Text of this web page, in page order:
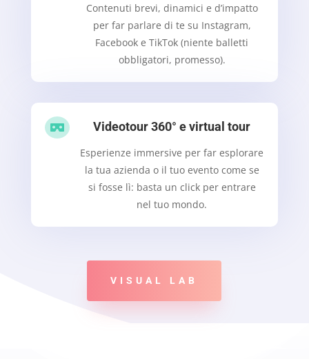
Contenuti brevi, dinamici e d’impatto
per far parlare di te su Instagram,
Facebook e TikTok (niente balletti
obbligatori, promesso).
 Videotour 360° e virtual tour
Esperienze immersive per far esplorare
la tua azienda o il tuo evento come se
si fosse lì: basta un click per entrare
nel tuo mondo.
VISUAL LAB